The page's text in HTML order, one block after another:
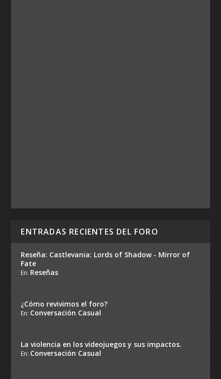
ENTRADAS RECIENTES DEL FORO
Reseña: Castlevania: Lords of Shadow - Mirror of
Fate
En: Reseñas
¿Cómo revivimos el foro?
En: Conversación Casual
La violencia en los videojuegos y sus impactos.
En: Conversación Casual